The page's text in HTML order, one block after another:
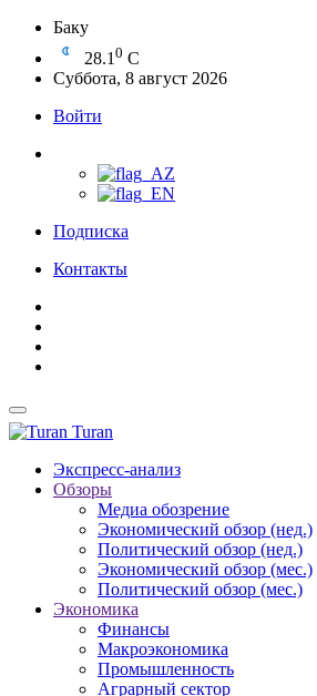
Баку
28.1 0 C
Суббота, 8 август 2026
Войти
Подписка
Контакты
Turan
Экспресс-анализ
Обзоры
Медиа обозрение
Экономический обзор (нед.)
Политический обзор (нед.)
Экономический обзор (мес.)
Политический обзор (мес.)
Экономика
Финансы
Макроэкономика
Промышленность
Аграрный сектор